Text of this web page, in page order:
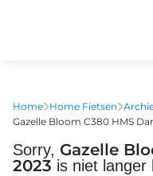
gaan
Home Home Fietsen
Gazelle Bloom C380 HMS
Sorry, Gazelle
2023 is niet langer